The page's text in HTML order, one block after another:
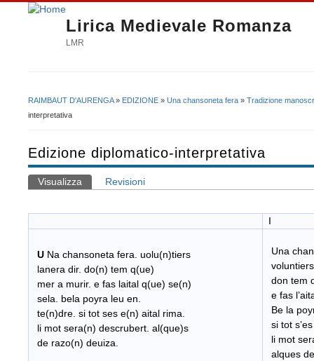
Lirica Medievale Romanza
LMR
Tu sei qui
RAIMBAUT D'AURENGA» EDIZIONE » Una chansoneta fera » Tradizione
interpretativa
Edizione diplomatico-interpretativa
Schede primarie
Visualizza (scheda attiva)
Revisioni
I
U Na chansoneta fera. uolu(n)tiers
lanera dir. do(n) tem q(ue)
mer a murir. e fas laital q(ue) se(n)
sela. bela poyra leu en.
te(n)dre. si tot ses e(n) aital rima.
li mot sera(n) descrubert. al(que)s
de razo(n) deuiza.
Una
don tem
e fas
Be la
si tot
li mot
alques